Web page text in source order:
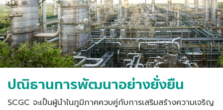
ปณิธานการพัฒนาอย่างยั่งยืน
SCGC จะเป็นผู้นำในภูมิภาคควบคู่กับการเสริมสร้างความเจริญ